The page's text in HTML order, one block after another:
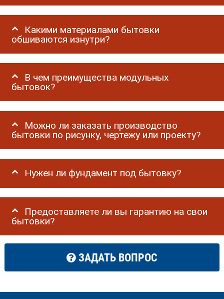
Какими материалами бытовки
обшиваются изнутри?
В чем преимущества модульных
бытовок?
Можно ли заказать производство
бытовки по рисунку, чертежу или проекту?
Нужен ли фундамент под бытовку?
Предоставляете ли вы гарантию на свои
бытовки?
ЗАДАТЬ ВОПРОС